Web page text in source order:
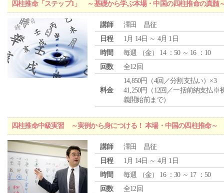
四柱推命「ステップ1」 ～基礎から学ぶ本場・中国の四柱推命の真髄
講師
澤田 昌征
日程
1月 14日 ～ 4月 1日
時間
毎週 （金） 14 ：50 ～ 16 ：10
回数
全12回
料金
14,850円（4回／分割支払い）×3
41,250円（12回／一括前納支払※
義開始前まで）
四柱推命中級実習 ～実例から身につける！ 本場・中国の四柱推命～
講師
澤田 昌征
日程
1月 14日 ～ 4月 1日
時間
毎週 （金） 16 ：30 ～ 17 ：50
回数
全12回